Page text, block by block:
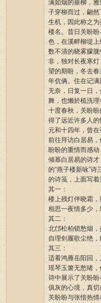
满如烟的垂柳，
子穿柳而过，翩
生机，因此称之
楼名。昔日关盼
色，在溪畔柳堤上
数不清的晓雾朦
非，独对长夜寒
望的期盼，冬去
年伉俩。住在记
无奈，日复一日
舞，也懒於梳洗
十度春秋，关盼
得了远近许多人的
元和十四年，曾
前往拜访白居易
盼盼的重情而感
倾慕白居易的诗
的“燕子楼新咏”
的诗笺，上面写着
其一：
楼上残灯伴晓霜
相思一夜情多少
其二：
北邙松柏锁愁烟
自理剑履歌尘绝，
其三：
适看鸿雁岳阳回
瑶琴玉箫无愁绪，
诗中展示了关盼
俱灰的心境，真
关盼盼与张愔热